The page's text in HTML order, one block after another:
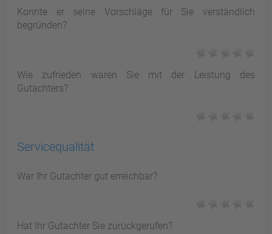
Konnte er seine Vorschläge für Sie verständlich
begründen?
Wie zufrieden waren Sie mit der Leistung des
Gutachters?
Servicequalität
War Ihr Gutachter gut erreichbar?
Hat Ihr Gutachter Sie zurückgerufen?